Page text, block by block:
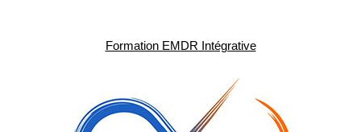
Formation EMDR Intégrative